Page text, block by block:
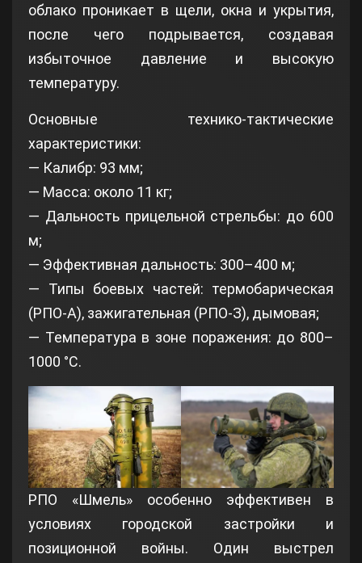
облако проникает в щели, окна и укрытия,
после чего подрывается, создавая
избыточное давление и высокую
температуру.
Основные технико-тактические
характеристики:
— Калибр: 93 мм;
— Масса: около 11 кг;
— Дальность прицельной стрельбы: до 600
м;
— Эффективная дальность: 300–400 м;
— Типы боевых частей: термобарическая
(РПО-А), зажигательная (РПО-З), дымовая;
— Температура в зоне поражения: до 800–
1000 °C.
РПО «Шмель» особенно эффективен в
условиях городской застройки и
позиционной войны. Один выстрел